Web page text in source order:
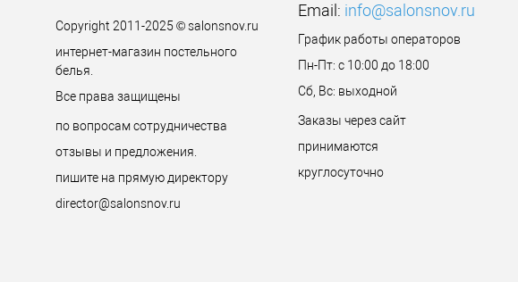
Copyright 2011-2025 © salonsnov.ru
интернет-магазин постельного
белья.
Все права защищены
по вопросам сотрудничества
отзывы и предложения.
пишите на прямую директору
director@salonsnov.ru
Email: info@salonsnov.ru
График работы операторов
Пн-Пт: с 10:00 до 18:00
Сб, Вс: выходной
Заказы через сайт
принимаются
круглосуточно